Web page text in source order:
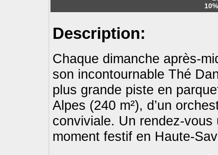
Description:
Chaque dimanche après-
son incontournable Thé
plus grande piste en
Alpes (240 m²), d’un
conviviale. Un rendez-
moment festif en Haute-